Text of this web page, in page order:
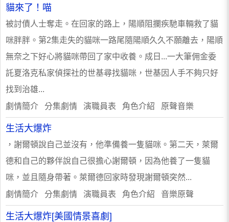
貓來了！喵
被討債人士奪走。在回家的路上，陽順阻攔疾馳車輛救了貓
咪胖胖。第2集走失的貓咪一路尾隨陽順久久不願離去，陽順
無奈之下好心將貓咪帶回了家中收養。成日...一大筆佣金委
託夏洛克私家偵探社的世基尋找貓咪，世基因人手不夠只好
找到治雄...
劇情簡介 分集劇情 演職員表 角色介紹 原聲音樂
生活大爆炸
，謝爾頓說自己並沒有，他準備養一隻貓咪。第二天，萊爾
德和自己的夥伴說自己很擔心謝爾頓，因為他養了一隻貓
咪，並且隨身帶著。萊爾德回家時發現謝爾頓突然...
劇情簡介 分集劇情 演職員表 角色介紹 音樂原聲
生活大爆炸[美國情景喜劇]